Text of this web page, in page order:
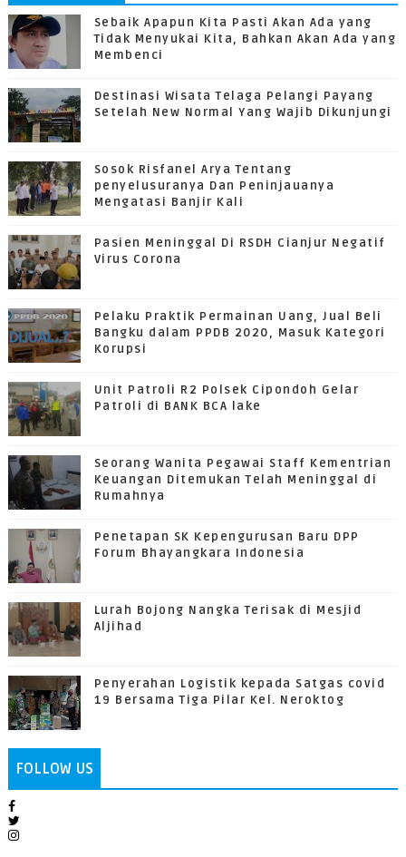
Sebaik Apapun Kita Pasti Akan Ada yang
Tidak Menyukai Kita, Bahkan Akan Ada yang
Membenci
Destinasi Wisata Telaga Pelangi Payang
Setelah New Normal Yang Wajib Dikunjungi
Sosok Risfanel Arya Tentang
penyelusuranya Dan Peninjauanya
Mengatasi Banjir Kali
Pasien Meninggal Di RSDH Cianjur Negatif
Virus Corona
Pelaku Praktik Permainan Uang, Jual Beli
Bangku dalam PPDB 2020, Masuk Kategori
Korupsi
Unit Patroli R2 Polsek Cipondoh Gelar
Patroli di BANK BCA lake
Seorang Wanita Pegawai Staff Kementrian
Keuangan Ditemukan Telah Meninggal di
Rumahnya
Penetapan SK Kepengurusan Baru DPP
Forum Bhayangkara Indonesia
Lurah Bojong Nangka Terisak di Mesjid
Aljihad
Penyerahan Logistik kepada Satgas covid
19 Bersama Tiga Pilar Kel. Neroktog
FOLLOW US